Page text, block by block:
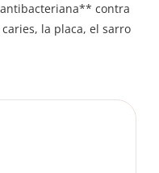
contra
la placa, el sarro